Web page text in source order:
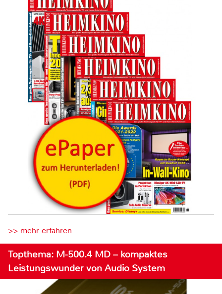
>> mehr erfahren
Topthema: M-500.4 MD – kompaktes
Leistungswunder von Audio System